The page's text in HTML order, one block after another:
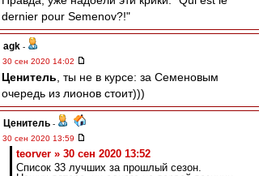
dernier pour Semenov?!"
agk -
30 сен 2020 14:02
Ценитель , ты не в курсе: за Семеновым
очередь из лионов стоит)))
Ценитель -
30 сен 2020 13:59
teorver » 30 сен 2020 13:52
Список 33 лучших за прошлый сезон.